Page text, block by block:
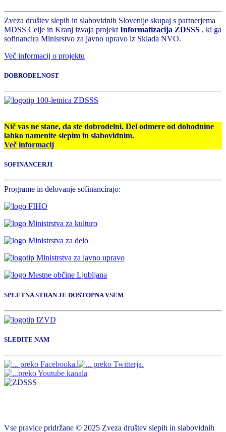
Zveza društev slepih in slabovidnih Slovenije skupaj s partnerjema
MDSS Celje in Kranj izvaja projekt Informatizacija ZDSSS , ki ga
sofinancira Minisrstvo za javno upravo iz Sklada NVO.
Več informacij o projektu
DOBRODELNOST
Nič vas ne stane, da ste dobrodelni. Del odmere od dohodnine
lahko namenite slepim in slabovidnim.
Več informacij
SOFINANCERJI
Programe in delovanje sofinancirajo:
SPLETNA STRAN JE DOSTOPNA VSEM
SLEDITE NAM
Vse pravice pridržane © 2025 Zveza društev slepih in slabovidnih